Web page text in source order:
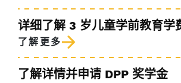
详细了解 3 岁儿童学前教育学
了解更多
了解详情并申请 DPP 奖学金